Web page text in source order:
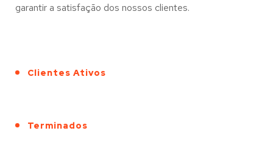
garantir a satisfação dos nossos clientes.
Clientes Ativos
Terminados